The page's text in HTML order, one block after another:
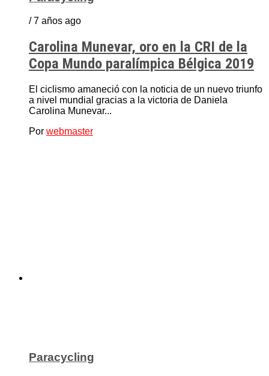
/ 7 años ago
Carolina Munevar, oro en la CRI de la
Copa Mundo paralímpica Bélgica 2019
El ciclismo amaneció con la noticia de un nuevo triunfo
a nivel mundial gracias a la victoria de Daniela
Carolina Munevar...
Por webmaster
Paracycling